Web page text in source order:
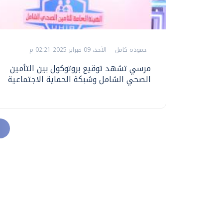
حمودة كامل الأحد، 09 فبراير 2025 02:21 م
مرسي تشهد توقيع بروتوكول بين التأمين
الصحي الشامل وشبكة الحماية الاجتماعية